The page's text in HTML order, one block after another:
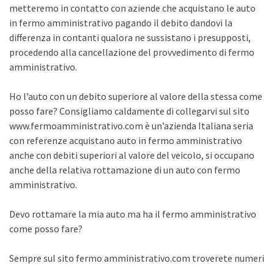
metteremo in contatto con aziende che acquistano le auto
in fermo amministrativo pagando il debito dandovi la
differenza in contanti qualora ne sussistano i presupposti,
procedendo alla cancellazione del provvedimento di fermo
amministrativo.
Ho l’auto con un debito superiore al valore della stessa come
posso fare? Consigliamo caldamente di collegarvi sul sito
www.fermoamministrativo.com è un’azienda Italiana seria
con referenze acquistano auto in fermo amministrativo
anche con debiti superiori al valore del veicolo, si occupano
anche della relativa rottamazione di un auto con fermo
amministrativo.
Devo rottamare la mia auto ma ha il fermo amministrativo
come posso fare?
Sempre sul sito fermo amministrativo.com troverete numeri